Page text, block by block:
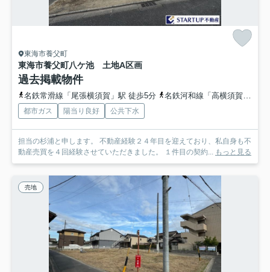
東海市養父町
東海市養父町八ケ池 土地A区画
過去掲載物件
名鉄常滑線「尾張横須賀」駅 徒歩5分 名鉄河和線「高横須賀」駅 徒歩17分
都市ガス 陽当り良好 公共下水
担当の杉浦と申します。 不動産経験２４年目を迎えており、私自身も不
動産売買を４回経験させていただきました。 １件目の契約... もっと見る
売地